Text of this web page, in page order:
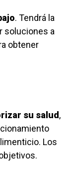
. Tendrá la
soluciones a
obtener
su salud,
Los